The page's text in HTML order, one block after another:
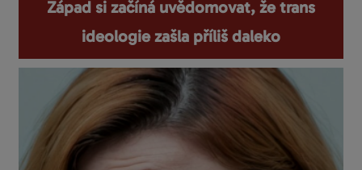
Západ si začíná uvědomovat, že trans
ideologie zašla příliš daleko